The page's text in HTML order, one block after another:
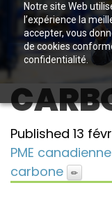
Notre site Web
l’expérience la
accepter, vous
de cookies
confidentialité.
Published 13
PME
carbone